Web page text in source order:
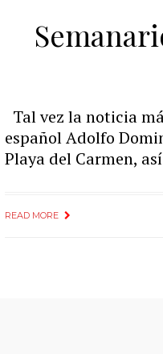
Tal vez la noticia
español Adolfo
Playa del Carmen,
READ MORE